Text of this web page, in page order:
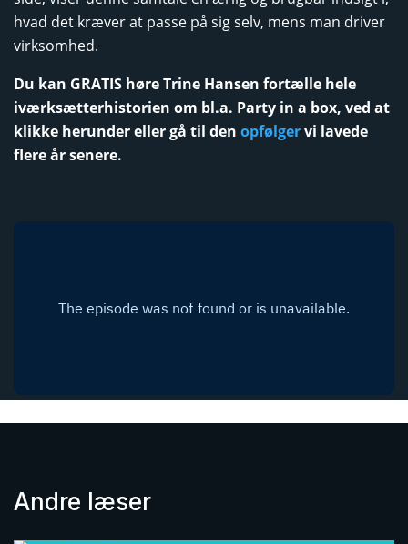
hvad det kræver at passe på sig selv, mens man driver
virksomhed.
Du kan GRATIS høre Trine Hansen fortælle hele
iværksætterhistorien om bl.a. Party in a box, ved at
klikke herunder eller gå til den opfølgervi lavede
flere år senere.
Andre læser